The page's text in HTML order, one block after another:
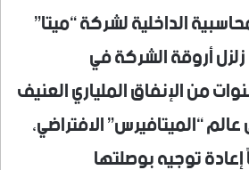
الداخلية لشركة “ميتا”
أروقة الشركة في
من الإنفاق الملياري العنيف
“الميتافيرس” الافتراضي،
توجيه بوصلتها